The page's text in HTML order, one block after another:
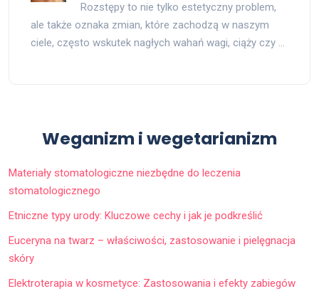
Rozstępy to nie tylko estetyczny problem,
ale także oznaka zmian, które zachodzą w naszym
ciele, często wskutek nagłych wahań wagi, ciąży czy …
Weganizm i wegetarianizm
Materiały stomatologiczne niezbędne do leczenia
stomatologicznego
Etniczne typy urody: Kluczowe cechy i jak je podkreślić
Euceryna na twarz – właściwości, zastosowanie i pielęgnacja
skóry
Elektroterapia w kosmetyce: Zastosowania i efekty zabiegów